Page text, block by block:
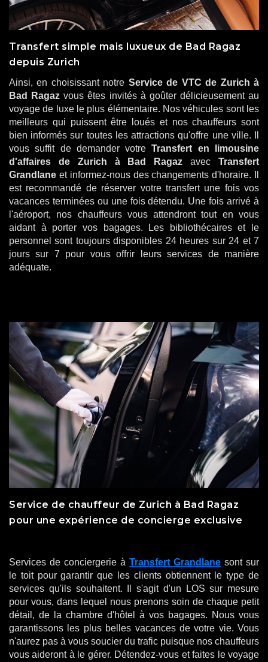
Transfert simple mais luxueux de Bad Ragaz
depuis Zurich
Ainsi, en choisissant notre Service de VTC de Zurich à
Bad Ragaz vous êtes invités à goûter délicieusement au
voyage de luxe le plus élémentaire. Nos véhicules sont les
meilleurs qui puissent être loués et nos chauffeurs sont
bien informés sur toutes les attractions qu'offre une ville. Il
vous suffit de demander votreTransfert en limousine
d'affaires de Zurich à Bad RagazavecTransfert
Grandlane et informez-nous des changements d'horaire. Il
est recommandé de réserver votre transfert une fois vos
vacances terminées ou une fois détendu. Une fois arrivé à
l'aéroport, nos chauffeurs vous attendront tout en vous
aidant à porter vos bagages. Les bibliothécaires et le
personnel sont toujours disponibles 24 heures sur 24 et 7
jours sur 7 pour vous offrir leurs services de manière
adéquate.
Service de chauffeur de Zurich à Bad Ragaz
pour une expérience de concierge exclusive
Services de conciergerie à Transfert Grandlane sont sur
le toit pour garantir que les clients obtiennent le type de
services qu'ils souhaitent. Il s'agit d'un LOS sur mesure
pour vous, dans lequel nous prenons soin de chaque petit
détail, de la chambre d'hôtel à vos bagages. Nous vous
garantissons les plus belles vacances de votre vie. Vous
n'aurez pas à vous soucier du trafic puisque nos chauffeurs
vous aideront à le gérer. Détendez-vous et faites le voyage